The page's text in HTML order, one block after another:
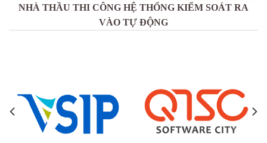
NHÀ THẦU THI CÔNG HỆ THỐNG KIỂM SOÁT RA
VÀO TỰ ĐỘNG